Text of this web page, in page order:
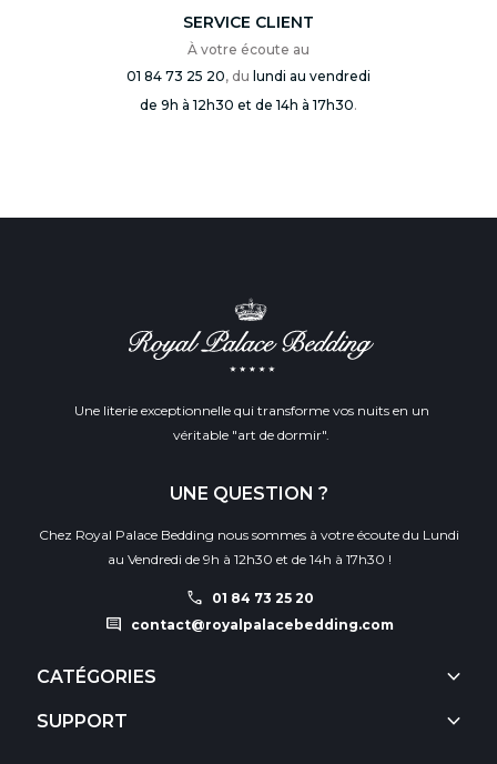
SERVICE CLIENT
À votre écoute au
01 84 73 25 20, du lundi au vendredi
de 9h à 12h30 et de 14h à 17h30.
Une literie exceptionnelle qui transforme vos nuits en un
véritable "art de dormir".
UNE QUESTION ?
Chez Royal Palace Bedding nous sommes à votre écoute du Lundi
au Vendredi de 9h à 12h30 et de 14h à 17h30 !
call 01 84 73 25 20
comment contact@royalpalacebedding.com
CATÉGORIES keyboard_arrow_down
SUPPORT keyboard_arrow_down